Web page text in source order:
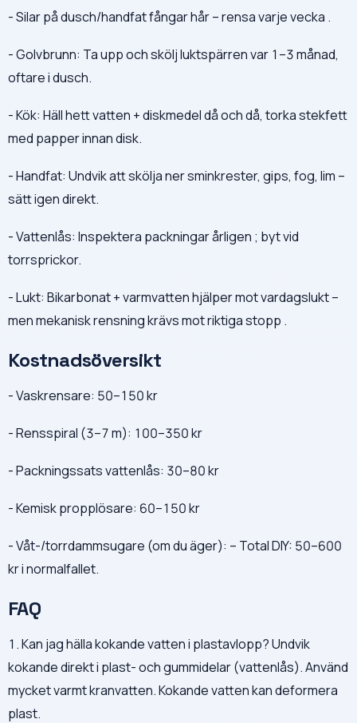
- Silar på dusch/handfat fångar hår – rensa varje vecka .
- Golvbrunn: Ta upp och skölj luktspärren var 1–3 månad,
oftare i dusch.
- Kök: Häll hett vatten + diskmedel då och då, torka stekfett
med papper innan disk.
- Handfat: Undvik att skölja ner sminkrester, gips, fog, lim –
sätt igen direkt.
- Vattenlås: Inspektera packningar årligen ; byt vid
torrsprickor.
- Lukt: Bikarbonat + varmvatten hjälper mot vardagslukt –
men mekanisk rensning krävs mot riktiga stopp .
Kostnadsöversikt
- Vaskrensare: 50–150 kr
- Rensspiral (3–7 m): 100–350 kr
- Packningssats vattenlås: 30–80 kr
- Kemisk propplösare: 60–150 kr
- Våt-/torrdammsugare (om du äger): – Total DIY: 50–600
kr i normalfallet.
FAQ
1. Kan jag hälla kokande vatten i plastavlopp? Undvik
kokande direkt i plast- och gummidelar (vattenlås). Använd
mycket varmt kranvatten. Kokande vatten kan deformera
plast.